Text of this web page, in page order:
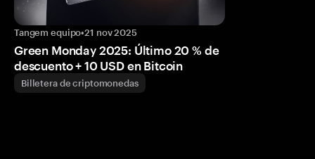
Tangem equipo•21 nov 2025
Green Monday 2025: Último 20 % de
descuento + 10 USD en Bitcoin
Billetera de criptomonedas